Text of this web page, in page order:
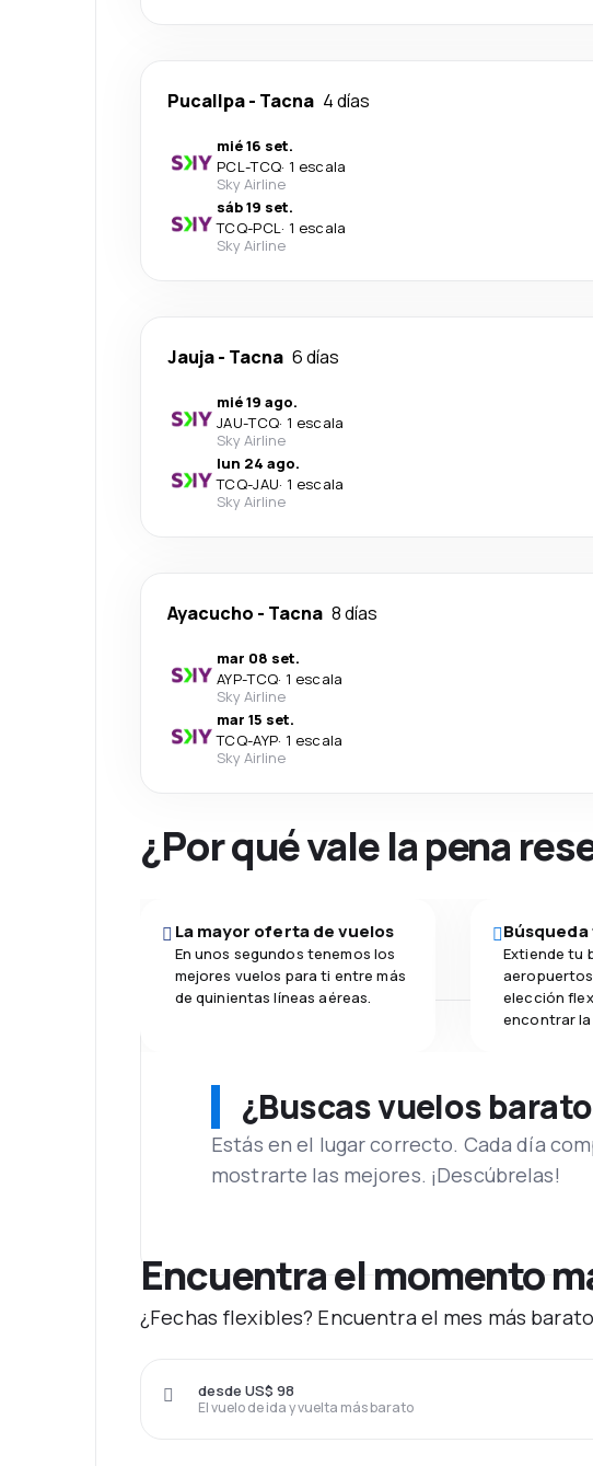
Pucallpa- Tacna 4 días
mié 16 set.
PCL-TCQ· 1 escala
Sky Airline
sáb 19 set.
TCQ-PCL· 1 escala
Sky Airline
Jauja- Tacna 6 días
mié 19 ago.
JAU-TCQ· 1 escala
Sky Airline
lun 24 ago.
TCQ-JAU· 1 escala
Sky Airline
Ayacucho - Tacna 8 días
mar 08 set.
AYP-TCQ· 1 escala
Sky Airline
mar 15 set.
TCQ-AYP· 1 escala
Sky Airline
¿Por qué vale la pena
La mayor oferta de vuelos
En unos segundos tenemos los
mejores vuelos para ti entre más
de quinientas líneas aéreas.
Extiende tu
elección
encontrar
¿Buscas vuelos
Estás en el lugar correcto. Cada día
mostrarte las mejores. ¡Descúbrelas!
Encuentra el momento
¿Fechas flexibles? Encuentra el mes más
El vuelo de ida y vuelta más barato
desde US$ 98